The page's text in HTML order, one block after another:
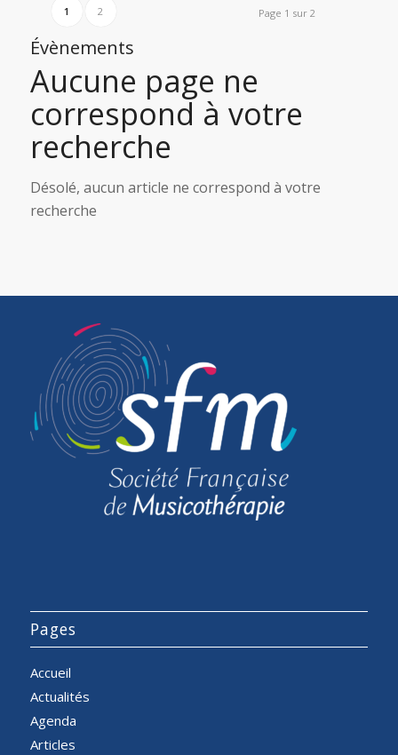
Page 1 sur 2
1 2
Évènements
Aucune page ne
correspond à votre
recherche
Désolé, aucun article ne correspond à votre
recherche
Pages
Accueil
Actualités
Agenda
Articles